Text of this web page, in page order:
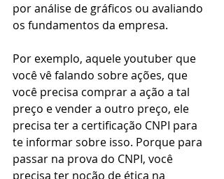
por análise de gráficos ou avaliando
os fundamentos da empresa.
Por exemplo, aquele youtuber que
você vê falando sobre ações, que
você precisa comprar a ação a tal
preço e vender a outro preço, ele
precisa ter a certificação CNPI para
te informar sobre isso. Porque para
passar na prova do CNPI, você
precisa ter noção de ética na